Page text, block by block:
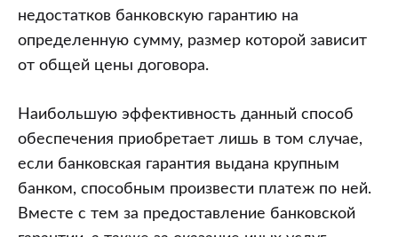
недостатков банковскую гарантию на
определенную сумму, размер которой зависит
от общей цены договора.
Наибольшую эффективность данный способ
обеспечения приобретает лишь в том случае,
если банковская гарантия выдана крупным
банком, способным произвести платеж по ней.
Вместе с тем за предоставление банковской